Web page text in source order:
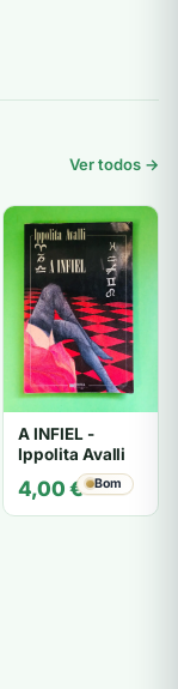
Ver todos →
A INFIEL -
Ippolita Avalli
4,00€ Bom